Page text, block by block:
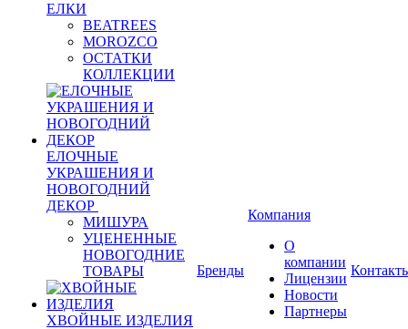
ЕЛКИ
BEATREES
MOROZCO
ОСТАТКИ
КОЛЛЕКЦИИ
ЕЛОЧНЫЕ
УКРАШЕНИЯ И
НОВОГОДНИЙ
ДЕКОР
МИШУРА
УЦЕНЕННЫЕ
НОВОГОДНИЕ
ТОВАРЫ
ХВОЙНЫЕ ИЗДЕЛИЯ
Бренды
Компания
О
компании
Лицензии
Новости
Партнеры